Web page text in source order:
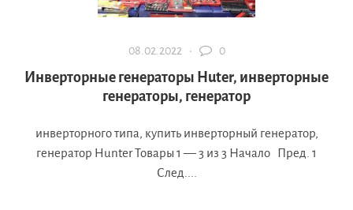
08.02.2022 · 0
Инверторные генераторы Huter, инверторные
генераторы, генератор
инверторного типа, купить инверторный генератор,
генератор Hunter Товары 1 — 3 из 3 Начало Пред. 1
След....